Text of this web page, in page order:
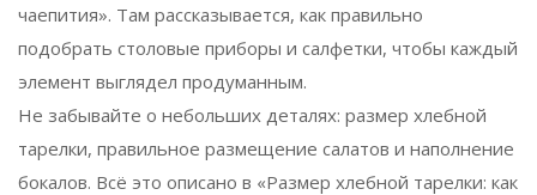
чаепития». Там рассказывается, как правильно
подобрать столовые приборы и салфетки, чтобы каждый
элемент выглядел продуманным.
Не забывайте о небольших деталях: размер хлебной
тарелки, правильное размещение салатов и наполнение
бокалов. Всё это описано в «Размер хлебной тарелки: как